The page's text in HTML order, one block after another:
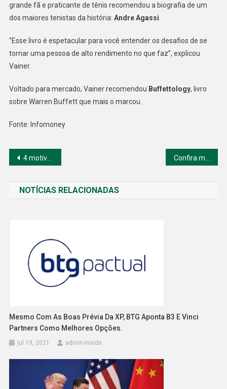
grande fã e praticante de tênis recomendou a biografia de um
dos maiores tenistas da história: Andre Agassi
“Esse livro é espetacular para você entender os desafios de se
tornar uma pessoa de alto rendimento no que faz”, explicou
Vainer.
Voltado para mercado, Vainer recomendou Buffettology, livro
sobre Warren Buffett que mais o marcou.
Fonte: Infomoney
Navegação
Post
4 motivos pelos quais brasileiros deveriam investir no exterior
NOTÍCIAS RELACIONADAS
Mesmo Com As Boas Prévia Da XP, BTG Aponta B3 E Vinci
Partners Como Melhores Opções.
jul 19, 2021 admin-inside